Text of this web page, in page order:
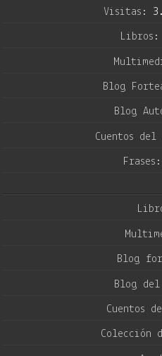
Visitas:
Libros:
Blog
Blog
Cuentos
Frases:
Blog
Blog
Cuentos
Colección